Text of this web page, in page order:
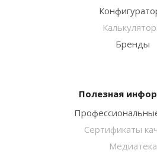
Бренды
Полезная
Сертификаты
Медиатека